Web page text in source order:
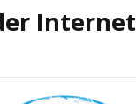
Internet